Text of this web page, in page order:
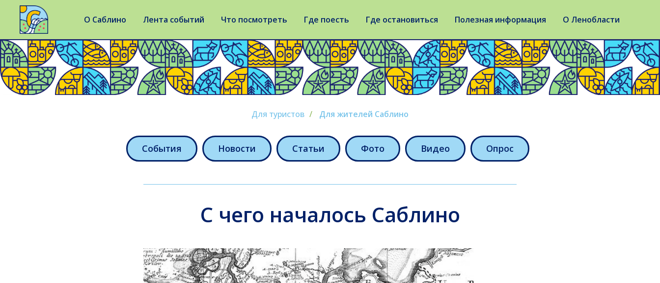
О Саблино Лента событий Что посмотреть Где поесть Где остановиться Полезная информация О Ленобласти
Для туристов / Для жителей Саблино
События Новости Статьи Фото Видео Опрос
С чего началось Саблино